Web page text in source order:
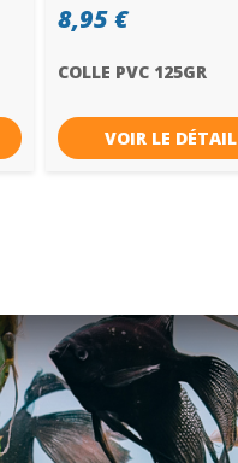
8,95 €
COLLE PVC 125GR
VOIR LE DÉTAIL